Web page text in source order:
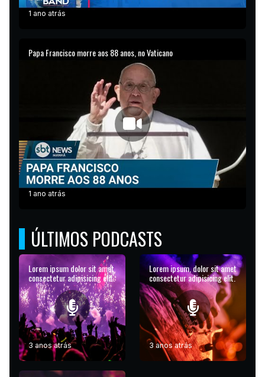
1 ano atrás
Papa Francisco morre aos 88 anos, no Vaticano
1 ano atrás
ÚLTIMOS PODCASTS
Lorem ipsum dolor sit amet
consectetur adipisicing elit.
3 anos atrás
Lorem ipsum, dolor sit amet
consectetur adipisicing elit.
3 anos atrás